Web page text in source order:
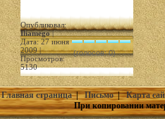
Опубликовал:
Iliamego|
Дата: 27 июня
2009 |
Просмотров:
5130
(голосов: 0)
Главная страница|Письмо|Карта
При копировании